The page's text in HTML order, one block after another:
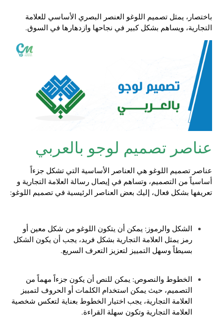
باختصار، يمثل تصميم اللوغو العنصر البصري الأساسي للعلامة
التجارية، ويساهم بشكل كبير في نجاحها وازدهارها في السوق.
عناصر تصميم لوجو بالعربي
عناصر تصميم اللوغو هي العناصر الأساسية التي تشكل جزءاً
أساسياً من التصميم، وتساهم في إيصال رسالة العلامة التجارية و
تعريفها بشكل فعال، إليك بعض العناصر الرئيسية في تصميم اللوغو:
الشكل والرموز: يمكن أن يتكون اللوغو من شكل معين أو
رمز يمثل العلامة التجارية بشكل فريد، يجب أن يكون الشكل
بسيطاً وسهل التمييز لتعزيز التعرف السريع.
الخطوط والنصوص: يمكن للنص أن يكون جزءاً مهماً من
التصميم، حيث يمكن استخدام الكلمات أو الحروف لتمييز
العلامة التجارية، يجب اختيار الخطوط بعناية لتعكس شخصية
العلامة التجارية وتكون سهلة القراءة.